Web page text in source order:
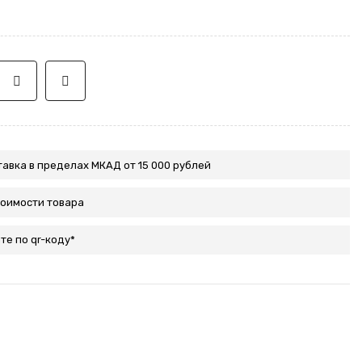
в пределах МКАД от 15 000 рублей
товара
по qr-коду*